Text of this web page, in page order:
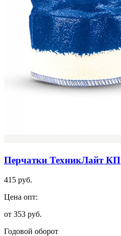
Перчатки ТехникЛайт КП
415 руб.
Цена опт:
от 353 руб.
Годовой оборот